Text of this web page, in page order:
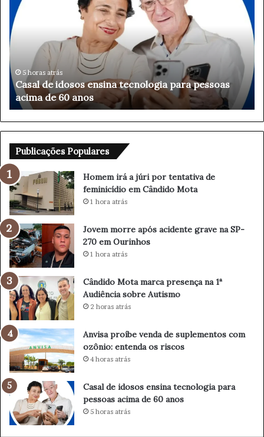
m
e
á
a
ú
r
i
p
o
t
e
n
t
a
t
i
v
a
d
e
f
e
i
n
i
c
í
d
2 horas atrás
Homem irá a júri por tentativa de feminicídio em
Cândido Mota
Publicações Populares
Homem irá a júri por tentativa de
feminicídio em Cândido Mota
1 hora atrás
Jovem morre após acidente grave na SP-
270 em Ourinhos
1 hora atrás
Cândido Mota marca presença na 1ª
Audiência sobre Autismo
2 horas atrás
Anvisa proíbe venda de suplementos com
ozônio: entenda os riscos
4 horas atrás
Casal de idosos ensina tecnologia para
pessoas acima de 60 anos
5 horas atrás